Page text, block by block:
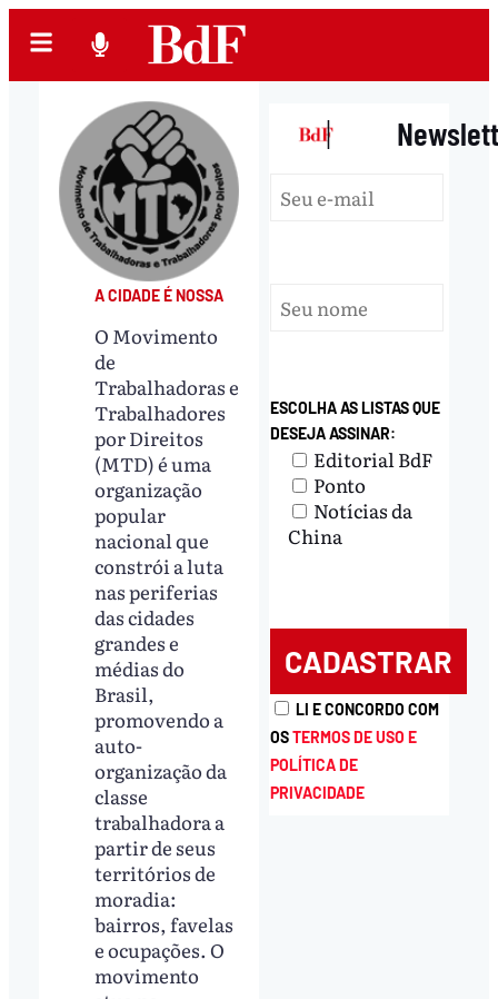
A CIDADE É NOSSA
O Movimento
de
Trabalhadoras e
Trabalhadores
por Direitos
(MTD) é uma
organização
popular
nacional que
constrói a luta
nas periferias
das cidades
grandes e
médias do
Brasil,
promovendo a
auto-
organização da
classe
trabalhadora a
partir de seus
territórios de
moradia:
bairros, favelas
e ocupações. O
movimento
|
ESCOLHA AS LISTAS QUE
DESEJA ASSINAR:
Editorial BdF
Ponto
Notícias da
China
LI E CONCORDO COM
OSTERMOS DE USO E
POLÍTICA DE
PRIVACIDADE